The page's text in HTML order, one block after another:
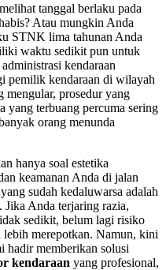
tanggal berlaku pada
Atau mungkin Anda
STNK lima tahunan Anda
waktu sedikit pun untuk
kendaraan
pemilik kendaraan di wilayah
mengular, prosedur yang
yang terbuang percuma sering
orang menunda
hanya soal estetika
keamanan Anda di jalan
sudah kedaluwarsa adalah
Jika Anda terjaring razia,
sedikit, belum lagi risiko
lebih merepotkan. Namun, kini
memberikan solusi
kendaraan yang profesional,